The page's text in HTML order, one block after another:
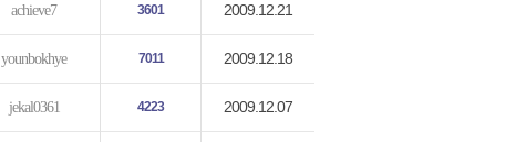
achieve7 3601 2009.12.21
younbokhye 7011 2009.12.18
jekal0361 4223 2009.12.07